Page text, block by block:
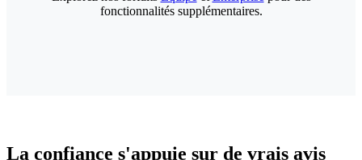
fonctionnalités supplémentaires.
La confiance s'appuie sur de vrais avis